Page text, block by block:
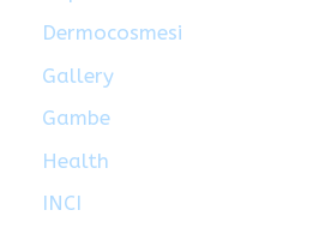
Dermocosmesi
Gallery
Gambe
Health
INCI